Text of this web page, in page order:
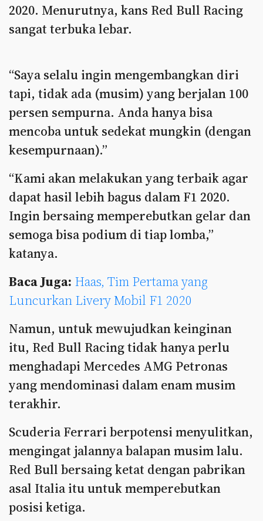
2020. Menurutnya, kans Red Bull Racing
sangat terbuka lebar.
“Saya selalu ingin mengembangkan diri
tapi, tidak ada (musim) yang berjalan 100
persen sempurna. Anda hanya bisa
mencoba untuk sedekat mungkin (dengan
kesempurnaan).”
“Kami akan melakukan yang terbaik agar
dapat hasil lebih bagus dalam F1 2020.
Ingin bersaing memperebutkan gelar dan
semoga bisa podium di tiap lomba,”
katanya.
Baca Juga: Haas, Tim Pertama yang
Luncurkan Livery Mobil F1 2020
Namun, untuk mewujudkan keinginan
itu, Red Bull Racing tidak hanya perlu
menghadapi Mercedes AMG Petronas
yang mendominasi dalam enam musim
terakhir.
Scuderia Ferrari berpotensi menyulitkan,
mengingat jalannya balapan musim lalu.
Red Bull bersaing ketat dengan pabrikan
asal Italia itu untuk memperebutkan
posisi ketiga.